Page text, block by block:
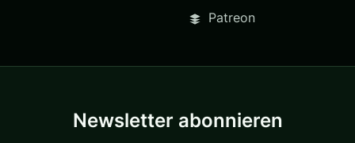
Patreon
Newsletter abonnieren